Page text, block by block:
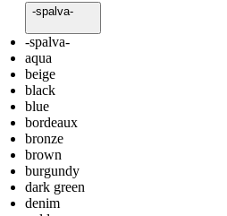
-spalva-
-spalva-
aqua
beige
black
blue
bordeaux
bronze
brown
burgundy
dark green
denim